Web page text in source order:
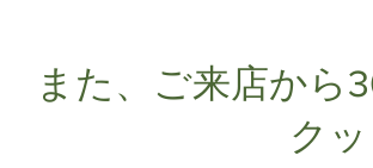
また、ご来店から
ク